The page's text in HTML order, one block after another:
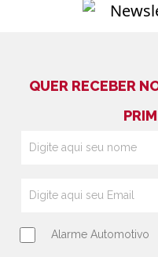
QUER RECEBER
Alarme Automotivo